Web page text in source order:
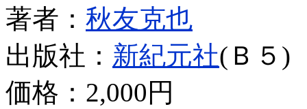
著者： 秋友克也
出版社： 新紀元社(Ｂ５)
価格： 2,000円